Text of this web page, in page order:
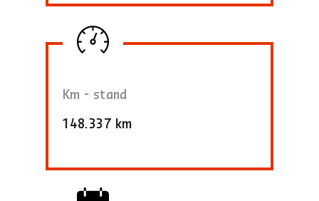
Km - stand
148.337 km